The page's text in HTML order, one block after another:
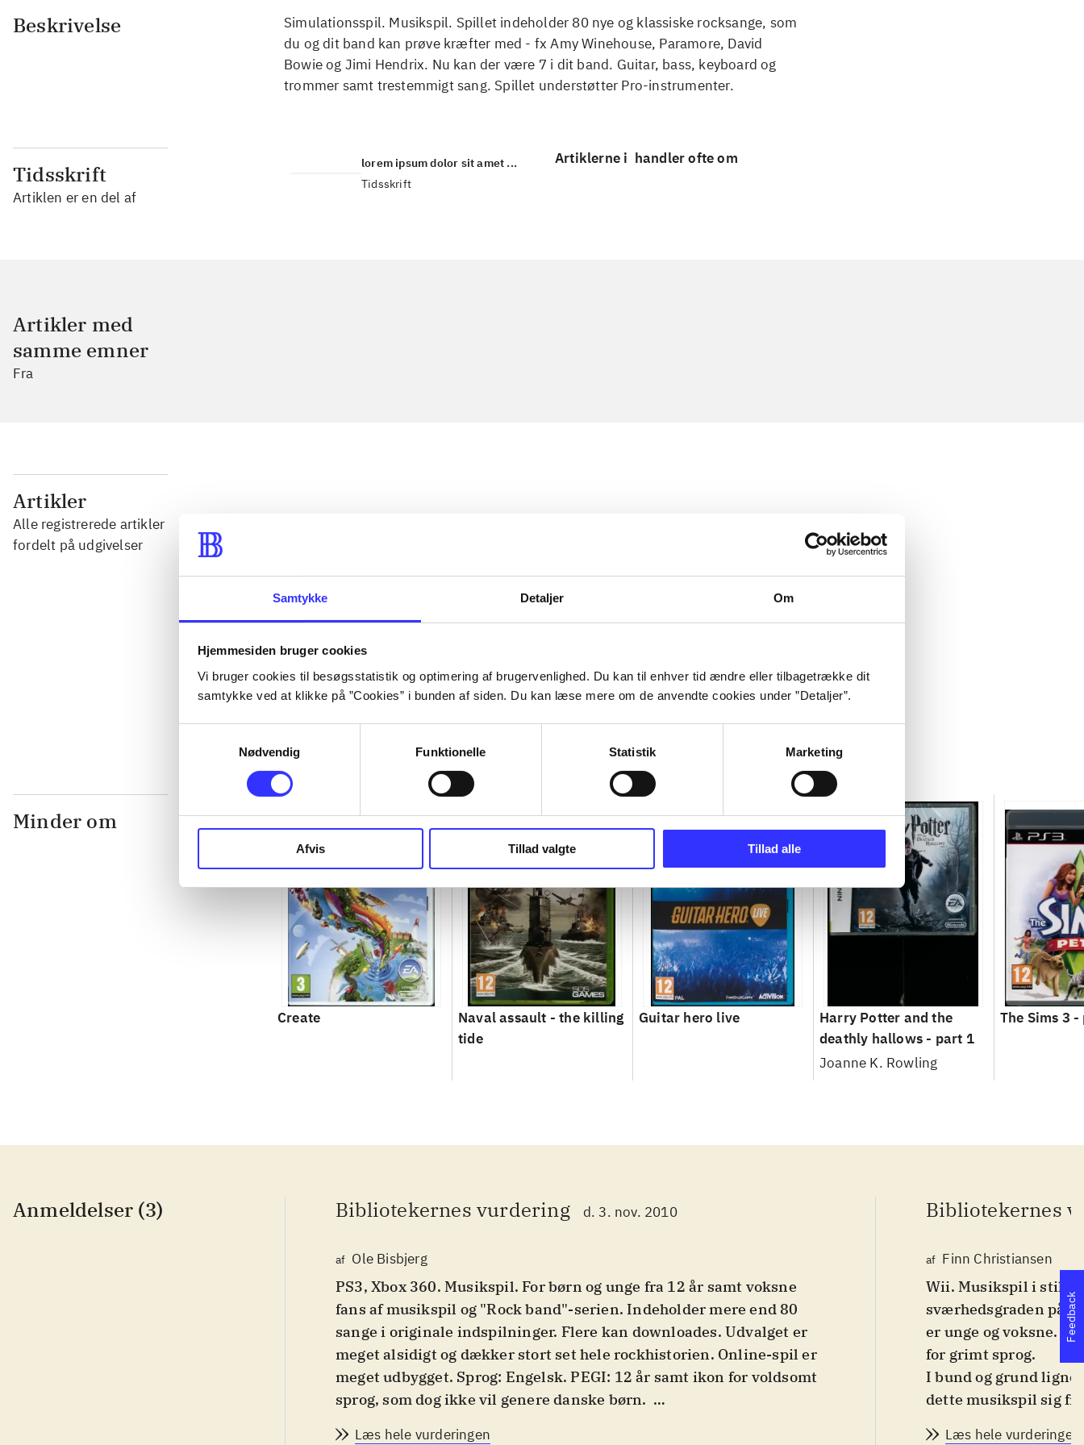
Samtykke Detaljer Om
Hjemmesiden bruger cookies
Vi bruger cookies til besøgsstatistik og optimering af brugervenlighed. Du kan til enhver tid ændre eller tilbagetrække dit
samtykke ved at klikke på ”Cookies” i bunden af siden. Du kan læse mere om de anvendte cookies under ”Detaljer”.
Nødvendig
Funktionelle Statistik Marketing
Afvis Tillad valgte Tillad alle
Beskrivelse
Simulationsspil. Musikspil. Spillet indeholder 80 nye og klassiske rocksange, som
du og dit band kan prøve kræfter med - fx Amy Winehouse, Paramore, David
Bowie og Jimi Hendrix. Nu kan der være 7 i dit band. Guitar, bass, keyboard og
trommer samt trestemmigt sang. Spillet understøtter Pro-instrumenter.
Tidsskrift
Artiklen er en del af
lorem ipsum dolor sit amet ...
Tidsskrift
Artiklerne i handler ofte om
Artikler med
samme emner
Fra
Artikler
Alle registrerede artikler
fordelt på udgivelser
...
...
...
Minder om
Create
Naval assault - the killing
tide
Guitar hero live
Harry Potter and the
deathly hallows - part 1
Joanne K. Rowling
The Sims 3 -
Anmeldelser (3) Bibliotekernes vurdering d. 3. nov. 2010
af Ole Bisbjerg
PS3, Xbox 360. Musikspil. For børn og unge fra 12 år samt voksne
fans af musikspil og "Rock band"-serien. Indeholder mere end 80
sange i originale indspilninger. Flere kan downloades. Udvalget er
meget alsidigt og dækker stort set hele rockhistorien. Online-spil er
meget udbygget. Sprog: Engelsk. PEGI: 12 år samt ikon for voldsomt
sprog, som dog ikke vil genere danske børn.
Læs hele vurderingen
Bibliotekernes
af Finn Christiansen
Wii. Musikspil i stil
sværhedsgraden på
er unge og voksne.
for grimt sprog.
I bund og grund
dette musikspil sig
Læs hele vurderingen
Feedback